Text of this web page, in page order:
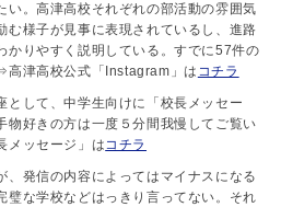
い。高津高校それぞれの部活動の雰囲気
む様子が見事に表現されているし、進路
かりやすく説明している。すでに57件の
高津高校公式「Instagram」は コチラ
して、中学生向けに「校長メッセー
物好きの方は一度５分間我慢してご覧い
メッセージ」はコチラ
発信の内容によってはマイナスになる
璧な学校などはっきり言ってない。それ